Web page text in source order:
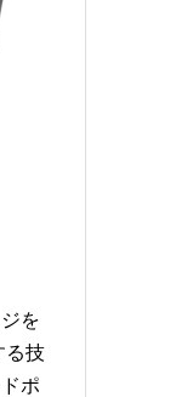
を
る技
ポ